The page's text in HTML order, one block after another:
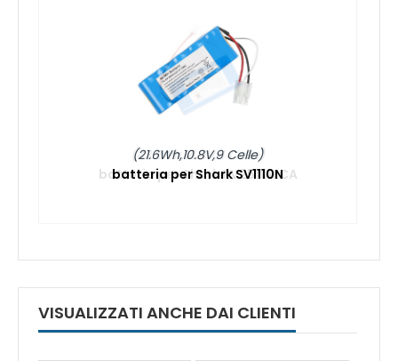
(21.6Wh,10.8V,9 Celle)
batteria per Shark SV1110N
VISUALIZZATI ANCHE DAI CLIENTI